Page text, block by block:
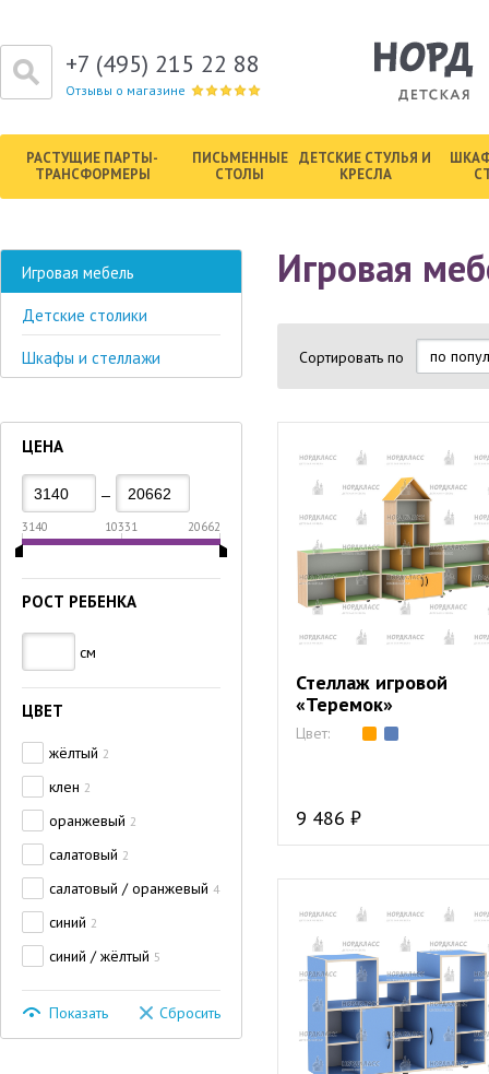
+7 (495) 215 22 88
Отзывы о магазине
РАСТУЩИЕ ПАРТЫ-
ТРАНСФОРМЕРЫ
ПИСЬМЕННЫЕ
СТОЛЫ
ДЕТСКИЕ СТУЛЬЯ И
КРЕСЛА
Игровая мебель
Детские столики
Шкафы и стеллажи
ЦЕНА
—
3140 10331 20662
РОСТ РЕБЕНКА
см
ЦВЕТ
жёлтый 2
клен 2
оранжевый 2
салатовый 2
салатовый / оранжевый 4
синий 2
синий / жёлтый 5
Показать Сбросить
Игровая
Сортировать по
Стеллаж игровой
«Теремок»
Цвет:
9 486 ₽